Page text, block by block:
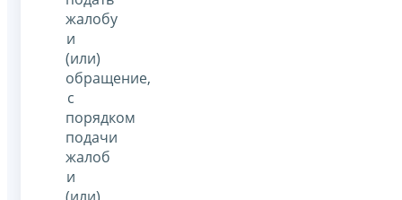
жалобу
и
(или)
обращение,
с
порядком
подачи
жалоб
и